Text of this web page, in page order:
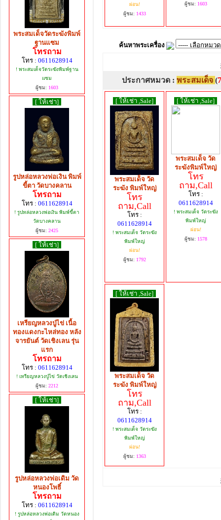
พระสมเด็จวัดระฆังพิมพ์
ฐานแซม
โทรถาม
โทร : 0611628914
! พระสมเด็จวัดระฆังพิมพ์ฐาน
แซม
ผู้ชม: 1603
[ ให้เช่า]
รูปหล่อหลวงพ่อเงิน พิมพ์
ขี้ตา วัดบางคลาน
โทรถาม
โทร : 0611628914
! รูปหล่อหลวงพ่อเงิน พิมพ์ขี้ตา
วัดบางคลาน
ผู้ชม: 2425
[ ให้เช่า]
เหรียญหลวงปู่ไข่ เนื้อ
ทองแดงกะไหล่ทอง หลัง
จารยันต์ วัดเชิงเลน รุ่น
แรก
โทรถาม
โทร : 0611628914
! เหรียญหลวงปู่ไข่ วัดเชิงเลน
ผู้ชม: 2212
[ ให้เช่า]
รูปหล่อหลวงพ่อเดิม วัด
หนองโพธิ์
โทรถาม
โทร : 0611628914
! รูปหล่อหลวงพ่อเดิม วัดหนอง
ผ่อน!
ผู้ชม: 1433
ผู้ชม: 1603
ค้นหาพระเครื่อง
ประกาศหมวด : พระสมเด็จ (7
[ ให้เช่า ,Sale]
พระสมเด็จ วัด
ระฆัง พิมพ์ใหญ่
โทร
ถาม,Call
โทร :
0611628914
! พระสมเด็จ วัดระฆัง
พิมพ์ใหญ่
ผ่อน!
ผู้ชม: 1792
[ ให้เช่า ,Sale]
พระสมเด็จ วัด
ระฆังพิมพ์ใหญ่
โทร
ถาม,Call
โทร :
0611628914
! พระสมเด็จ วัดระฆัง
พิมพ์ใหญ่
ผ่อน!
ผู้ชม: 1578
[ ให้เช่า ,Sale]
พระสมเด็จ วัด
ระฆัง พิมพ์ใหญ่
โทร
ถาม,Call
โทร :
0611628914
! พระสมเด็จ วัดระฆัง
พิมพ์ใหญ่
ผ่อน!
ผู้ชม: 1363